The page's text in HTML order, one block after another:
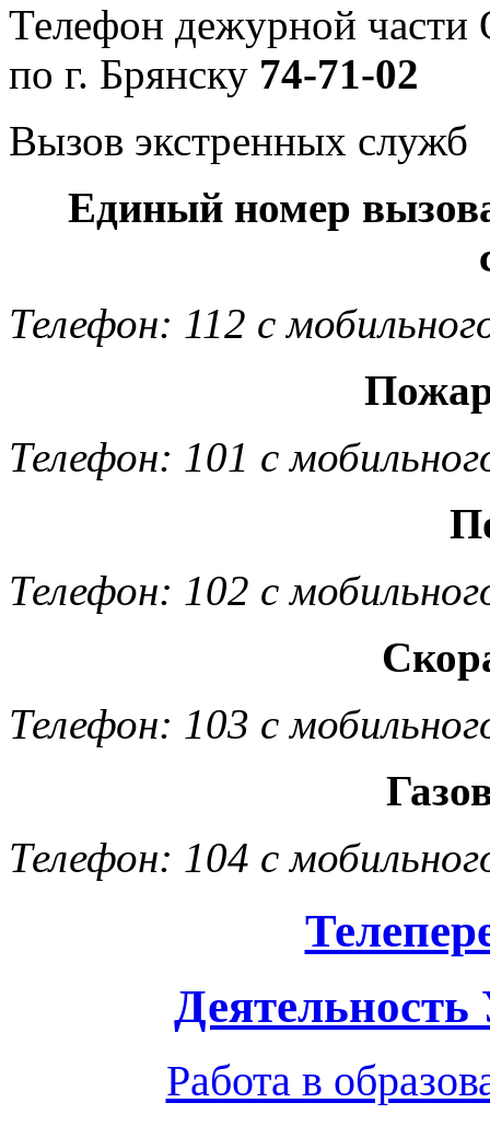
Телефон дежурной
по г. Брянску 74-71-02
Вызов экстренных служб
Единый номер
Телефон: 112 с
Телефон: 101 с
Телефон: 102 с
Телефон: 103 с
Телефон: 104 с
Работа в